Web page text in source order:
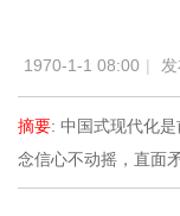
1970-1-1 08:00 |
摘要: 中国式现代化
念信心不动摇，直面